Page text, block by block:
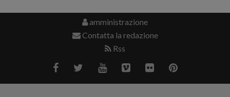
amministrazione
Contatta la redazione
Rss